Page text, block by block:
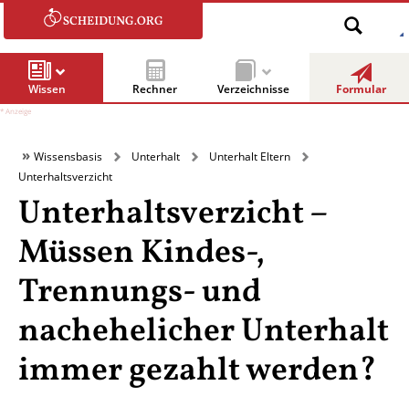
Wissen Rechner Verzeichnisse Formular
Wissensbasis Unterhalt
Unterhalt Eltern
Unterhaltsverzicht
Unterhaltsverzicht –
Müssen Kindes-,
Trennungs- und
nachehelicher Unterhalt
immer gezahlt werden?